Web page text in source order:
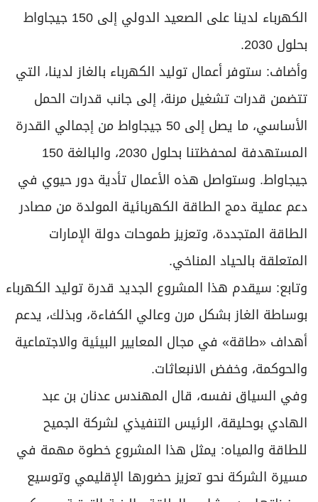
الكهرباء لدينا على الصعيد الدولي إلى 150 جيجاواط
بحلول 2030.
وأضاف: ستوفر أعمال توليد الكهرباء بالغاز لدينا، التي
تتضمن قدرات تشغيل مرنة، إلى جانب قدرات الحمل
الأساسي، ما يصل إلى 50 جيجاواط من إجمالي القدرة
المستهدفة لمحفظتنا بحلول 2030، والبالغة 150
جيجاواط. وستواصل هذه الأعمال تأدية دور حيوي في
دعم عملية دمج الطاقة الكهربائية المولدة من مصادر
الطاقة المتجددة، وتعزيز طموحات دولة الإمارات
المتعلقة بالحياد المناخي.
وتابع: سيقدم هذا المشروع الجديد قدرة توليد الكهرباء
بوساطة الغاز بشكل مرن وعالي الكفاءة، وبذلك، يدعم
أهداف «طاقة» في مجال المعايير البيئية والاجتماعية
والحوكمة، وخفض الانبعاثات.
وفي السياق نفسه، قال المهندس عدنان بن عبد
الهادي بوحليقة، الرئيس التنفيذي لشركة الجميح
للطاقة والمياه: يمثل هذا المشروع خطوة مهمة في
مسيرة الشركة نحو تعزيز حضورها الإقليمي وتوسيع